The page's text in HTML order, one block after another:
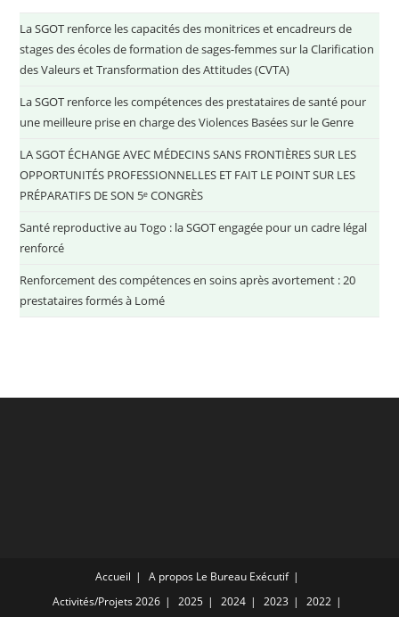
La SGOT renforce les capacités des monitrices et encadreurs de
stages des écoles de formation de sages-femmes sur la Clarification
des Valeurs et Transformation des Attitudes (CVTA)
La SGOT renforce les compétences des prestataires de santé pour
une meilleure prise en charge des Violences Basées sur le Genre
LA SGOT ÉCHANGE AVEC MÉDECINS SANS FRONTIÈRES SUR LES
OPPORTUNITÉS PROFESSIONNELLES ET FAIT LE POINT SUR LES
PRÉPARATIFS DE SON 5ᵉ CONGRÈS
Santé reproductive au Togo : la SGOT engagée pour un cadre légal
renforcé
Renforcement des compétences en soins après avortement : 20
prestataires formés à Lomé
Accueil A propos Le Bureau Exécutif
Activités/Projets2026 2025 2024 2023 2022